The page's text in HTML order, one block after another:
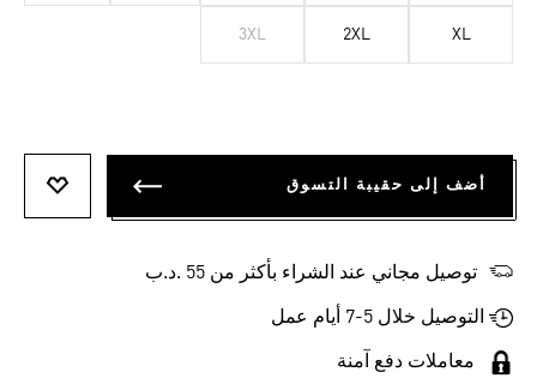
XL
2XL
3XL
أضف إلى حقيبة التسوق
توصيل مجاني عند الشراء بأكثر من 55 .د.ب‎
التوصيل خلال 5-7 أيام عمل
معاملات دفع آمنة